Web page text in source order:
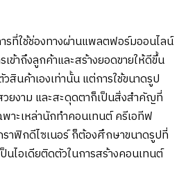
ที่ใช้ช่องทางผ่านแพลตฟอร์มออนไลน์
ข้าถึงลูกค้าและสร้างยอดขายให้ดีขึ้น
นค้าเองเท่านั้น แต่การใช้ขนาดรูป
ยงาม และสะดุดตาก็เป็นสิ่งสำคัญที่
พาะเหล่านักทำคอนเทนต์ ครีเอทีฟ
าฟิกดีไซเนอร์ ก็ต้องศึกษาขนาดรูปที่
ไอเดียติดตัวในการสร้างคอนเทนต์